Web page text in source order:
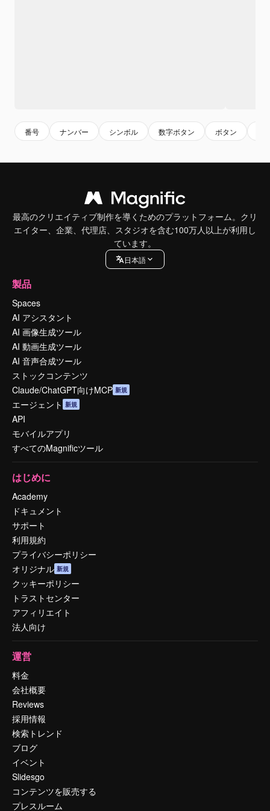
番号 ナンバー シンボル 数字ボタン ボタン
最高のクリエイティブ制作を導くためのプラットフォーム。クリ
エイター、企業、代理店、スタジオを含む100万人以上が利用し
ています。
日本語
製品
Spaces
AI アシスタント
AI 画像生成ツール
AI 動画生成ツール
AI 音声合成ツール
ストックコンテンツ
Claude/ChatGPT向けMCP 新規
エージェント 新規
API
モバイルアプリ
すべてのMagnificツール
はじめに
Academy
ドキュメント
サポート
利用規約
プライバシーポリシー
オリジナル 新規
クッキーポリシー
トラストセンター
アフィリエイト
法人向け
運営
料金
会社概要
Reviews
採用情報
検索トレンド
ブログ
イベント
Slidesgo
コンテンツを販売する
プレスルーム